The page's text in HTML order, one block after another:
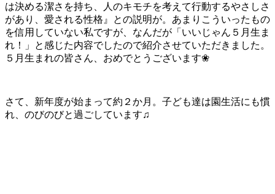
は決める潔さを持ち、人のキモチを考えて行動するやさしさ
があり、愛される性格』との説明が。あまりこういったもの
を信用していない私ですが、なんだが「いいじゃん５月生ま
れ！」と感じた内容でしたので紹介させていただきました。
５月生まれの皆さん、おめでとうございます❀
さて、新年度が始まって約２か月。子ども達は園生活にも慣
れ、のびのびと過ごしています♫